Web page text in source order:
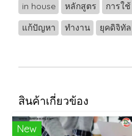
in house
หลักสูตร การใช้
แก้ปัญหา
ทำงาน ยุคดิจิทัล
สินค้าเกี่ยวข้อง
New